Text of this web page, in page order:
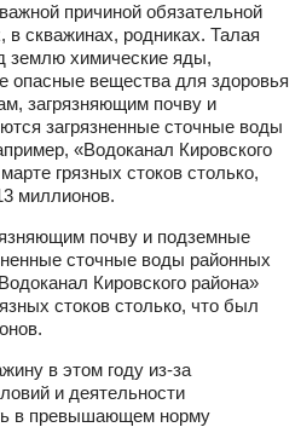
причиной обязательной
в скважинах, родниках. Талая
землю химические яды,
опасные вещества для здоровья
загрязняющим почву и
загрязненные сточные воды
«Водоканал Кировского
грязных стоков столько,
миллионов.
почву и подземные
сточные воды районных
Кировского района»
стоков столько, что был
в этом году из-за
и деятельности
в превышающем норму